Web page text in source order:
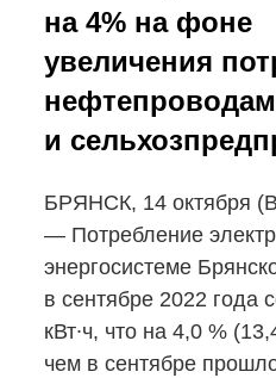
на 4% на фоне
увеличения
и
БРЯНСК, 14 октября
— Потребление
энергосистеме
в сентябре 2022 года
кВт∙ч, что на 4,0 %
чем в сентябре